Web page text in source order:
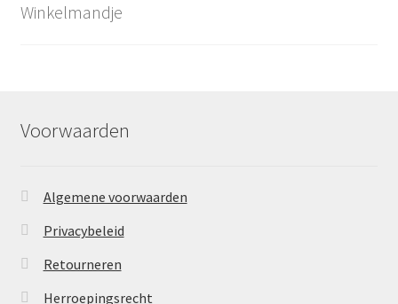
Winkelmandje
Voorwaarden
Algemene voorwaarden
Privacybeleid
Retourneren
Herroepingsrecht